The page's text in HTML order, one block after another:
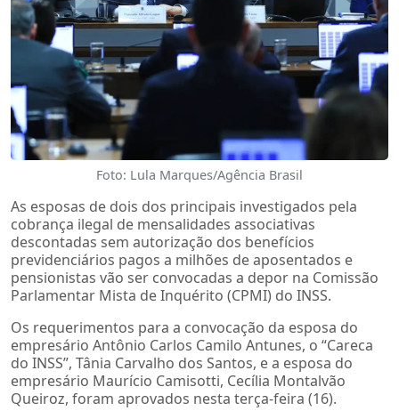
Foto: Lula Marques/Agência Brasil
As esposas de dois dos principais investigados pela
cobrança ilegal de mensalidades associativas
descontadas sem autorização dos benefícios
previdenciários pagos a milhões de aposentados e
pensionistas vão ser convocadas a depor na Comissão
Parlamentar Mista de Inquérito (CPMI) do INSS.
Os requerimentos para a convocação da esposa do
empresário Antônio Carlos Camilo Antunes, o “Careca
do INSS”, Tânia Carvalho dos Santos, e a esposa do
empresário Maurício Camisotti, Cecília Montalvão
Queiroz, foram aprovados nesta terça-feira (16).